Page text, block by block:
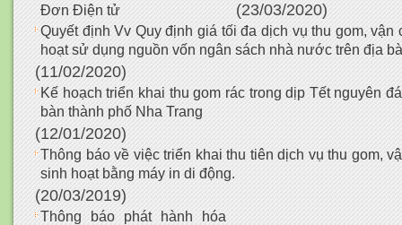
Đơn Điện tử
(23/03/2020)
Quyết định Vv Quy định giá tối đa dịch vụ thu gom,
hoạt sử dụng nguồn vốn ngân sách nhà nước trên địa
(11/02/2020)
Kế hoạch triển khai thu gom rác trong dịp Tết nguyên
bàn thành phố Nha Trang
(12/01/2020)
Thông báo về việc triển khai thu tiên dịch vụ thu gom,
sinh hoạt bằng máy in di động.
(20/03/2019)
Thông báo phát hành hóa